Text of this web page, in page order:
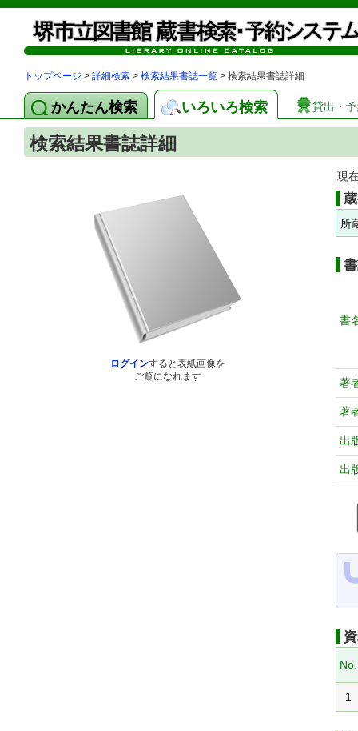
トップページ > 詳細検索 > 検索結果書誌一覧 > 検索結果書誌詳細
かんたん検索 いろいろ検索 貸出・
検索結果書誌詳細
ログインすると表紙画像を
ご覧になれます
現
所
書
著
著
出
出
No.
1